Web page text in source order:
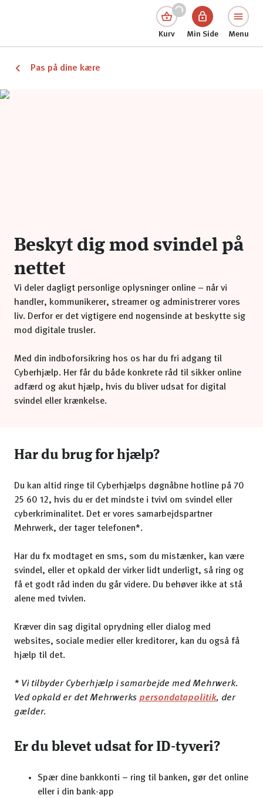
Kurv Min Side Menu
Pas på dine kære
Beskyt dig mod svindel på
nettet
Vi deler dagligt personlige oplysninger online – når vi
handler, kommunikerer, streamer og administrerer vores
liv. Derfor er det vigtigere end nogensinde at beskytte sig
mod digitale trusler.
Med din indboforsikring hos os har du fri adgang til
Cyberhjælp. Her får du både konkrete råd til sikker online
adfærd og akut hjælp, hvis du bliver udsat for digital
svindel eller krænkelse.
Har du brug for hjælp?
Du kan altid ringe til Cyberhjælps døgnåbne hotline på 70
25 60 12, hvis du er det mindste i tvivl om svindel eller
cyberkriminalitet. Det er vores samarbejdspartner
Mehrwerk, der tager telefonen*.
Har du fx modtaget en sms, som du mistænker, kan være
svindel, eller et opkald der virker lidt underligt, så ring og
få et godt råd inden du går videre. Du behøver ikke at stå
alene med tvivlen.
Kræver din sag digital oprydning eller dialog med
websites, sociale medier eller kreditorer, kan du også få
hjælp til det.
* Vi tilbyder Cyberhjælp i samarbejde med Mehrwerk.
Ved opkald er det Mehrwerks persondatapolitik, der
gælder.
Er du blevet udsat for ID-tyveri?
Spær dine bankkonti – ring til banken, gør det online
eller i din bank-app